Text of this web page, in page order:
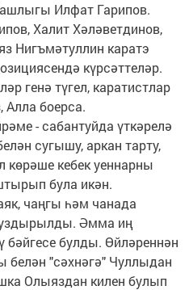
Илфат Гарипов.
Халит Хәләветдинов,
Нигъмәтуллин каратэ
күрсәттеләр.
генә түгел, каратистлар
Алла боерса.
- сабантуйда үткәрелә
сугышу, аркан тарту,
көрәше кебек уеннарны
була икән.
чаңгы һәм чанада
Әмма иң
бәйгесе булды. Өйләреннән
"сәхнәгә" Чуллыдан
Олыяздан килен булып